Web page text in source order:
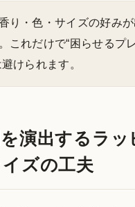
り・色・サイズの好み
これだけで“困らせるプ
避けられます。
演出するラッ
ズの工夫